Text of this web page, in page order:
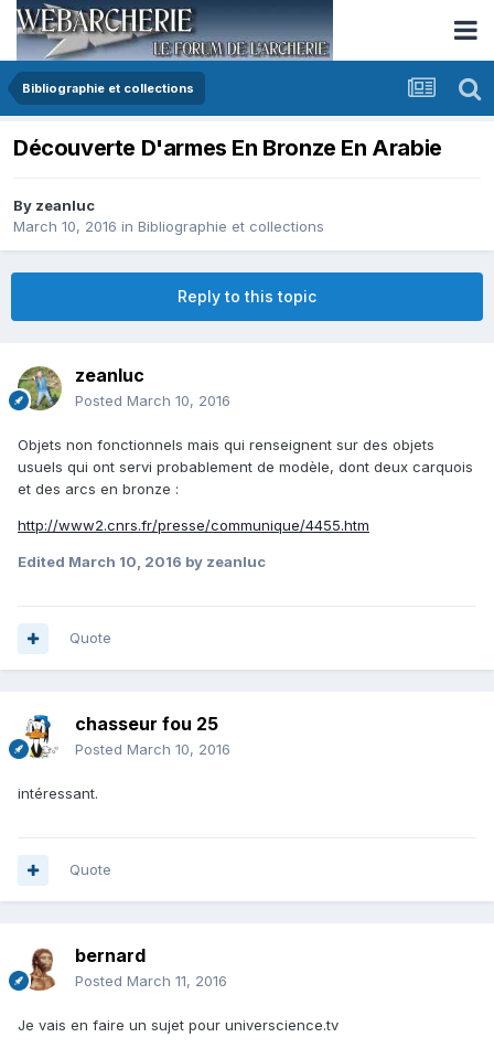
Bibliographie et collections
Découverte D'armes En Bronze En Arabie
By zeanluc
March 10, 2016 in Bibliographie et collections
Reply to this topic
zeanluc
Posted March 10, 2016
Objets non fonctionnels mais qui renseignent sur des objets
usuels qui ont servi probablement de modèle, dont deux carquois
et des arcs en bronze :
http://www2.cnrs.fr/presse/communique/4455.htm
Edited March 10, 2016 by zeanluc
Quote
chasseur fou 25
Posted March 10, 2016
intéressant.
Quote
bernard
Posted March 11, 2016
Je vais en faire un sujet pour universcience.tv